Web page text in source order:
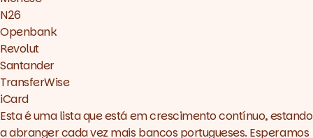
N26
Openbank
Revolut
Santander
TransferWise
iCard
Esta é uma lista que está em crescimento contínuo, estando
a abranger cada vez mais bancos portugueses. Esperamos